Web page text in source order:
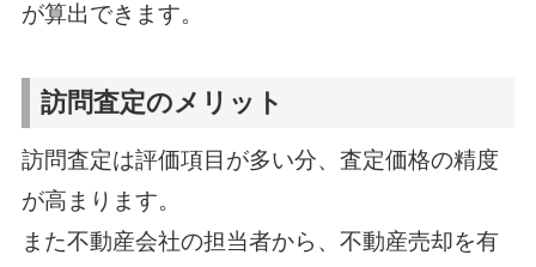
が算出できます。
訪問査定のメリット
訪問査定は評価項目が多い分、査定価格の精度
が高まります。
また不動産会社の担当者から、不動産売却を有